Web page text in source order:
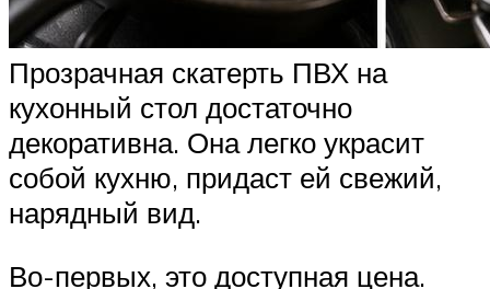
Прозрачная скатерть ПВХ на
кухонный стол достаточно
декоративна. Она легко украсит
собой кухню, придаст ей свежий,
нарядный вид.
Во-первых, это доступная цена.